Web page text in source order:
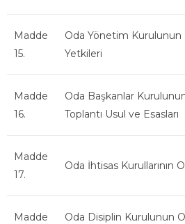
Madde
15.
Oda Yönetim Kurulunun
Yetkileri
Madde
16.
Oda Başkanlar
Toplantı Usul ve Esasları
Madde
17.
Oda İhtisas Kurullarının
Madde
Oda Disiplin Kurulunun